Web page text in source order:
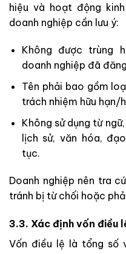
hiệu và hoạt động
doanh nghiệp cần lưu ý:
Không được trùng
doanh nghiệp đã
Tên phải bao gồm
trách nhiệm hữu hạn/
Không sử dụng từ
lịch sử, văn hóa,
tục.
Doanh nghiệp nên tra
tránh bị từ chối hoặc
3.3. Xác định vốn điều
Vốn điều lệ là tổng số